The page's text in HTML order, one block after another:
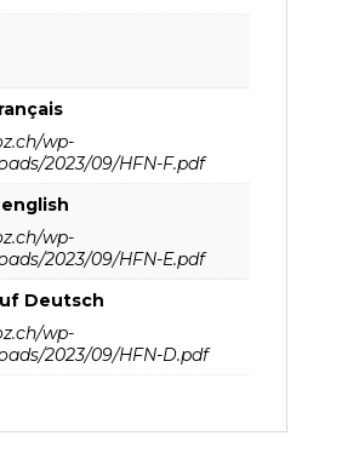
wp-
2023/09/HFN-F.pdf
wp-
2023/09/HFN-E.pdf
Deutsch
wp-
2023/09/HFN-D.pdf